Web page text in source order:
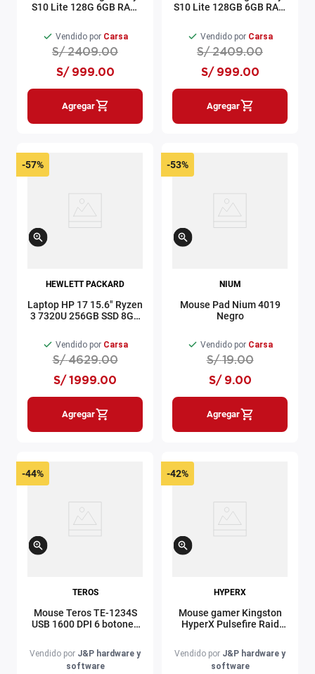
S10 Lite 128G 6GB RAM
Vendido por Carsa
S/ 2409.00
S/ 999.00
Agregar
S10 Lite 128GB 6GB RAM
Vendido por Carsa
S/ 2409.00
S/ 999.00
Agregar
-57%
HEWLETT PACKARD
Laptop HP 17 15.6" Ryzen
3 7320U 256GB SSD 8GB
Windows 11 natural silver
+ Office 2021
Vendido por Carsa
S/ 4629.00
S/ 1999.00
Agregar
-53%
NIUM
Mouse Pad Nium 4019
Negro
Vendido por Carsa
S/ 19.00
S/ 9.00
Agregar
-44%
TEROS
Mouse Teros TE-1234S
USB 1600 DPI 6 botones
Vendido por J&P hardware y
software
-42%
HYPERX
Mouse gamer Kingston
HyperX Pulsefire Raid
botones negro
Vendido por J&P hardware y
software